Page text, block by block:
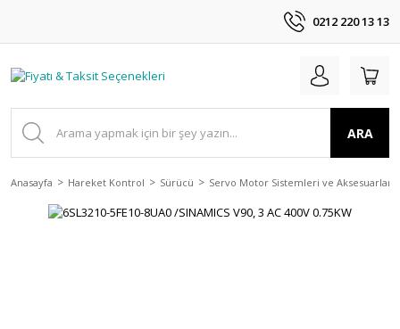
0212 220 13 13
ARA
Anasayfa Hareket Kontrol Sürücü Servo Motor Sistemleri ve Aksesuarları